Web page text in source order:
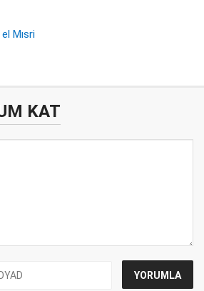
Mısri
KAT